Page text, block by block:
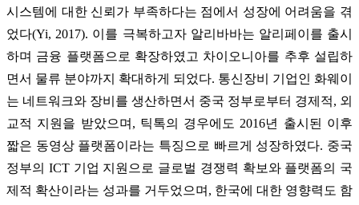
시스템에 대한 신뢰가 부족하다는 점에서 성장에 어려움을 겪
었다(Yi, 2017). 이를 극복하고자 알리바바는 알리페이를 출시
하며 금융 플랫폼으로 확장하였고 차이오니아를 추후 설립하
면서 물류 분야까지 확대하게 되었다. 통신장비 기업인 화웨이
는 네트워크와 장비를 생산하면서 중국 정부로부터 경제적, 외
교적 지원을 받았으며, 틱톡의 경우에도 2016년 출시된 이후
짧은 동영상 플랫폼이라는 특징으로 빠르게 성장하였다. 중국
정부의 ICT 기업 지원으로 글로벌 경쟁력 확보와 플랫폼의 국
제적 확산이라는 성과를 거두었으며, 한국에 대한 영향력도 함